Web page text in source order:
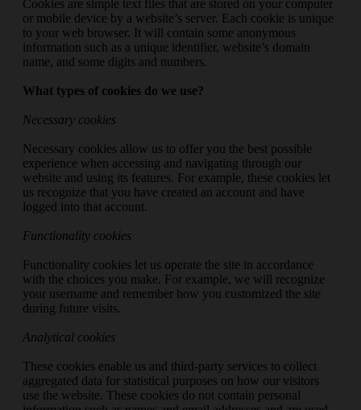
Cookies are simple text files that are stored on your computer
or mobile device by a website’s server. Each cookie is unique
to your web browser. It will contain some anonymous
information such as a unique identifier, website’s domain
name, and some digits and numbers.
What types of cookies do we use?
Necessary cookies
Necessary cookies allow us to offer you the best possible
experience when accessing and navigating through our
website and using its features. For example, these cookies let
us recognize that you have created an account and have
logged into that account.
Functionality cookies
Functionality cookies let us operate the site in accordance
with the choices you make. For example, we will recognize
your username and remember how you customized the site
during future visits.
Analytical cookies
These cookies enable us and third-party services to collect
aggregated data for statistical purposes on how our visitors
use the website. These cookies do not contain personal